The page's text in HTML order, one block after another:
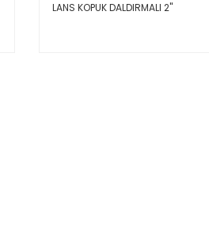
LANS KOPUK DALDIRMALI 2''